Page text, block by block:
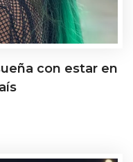
con estar en